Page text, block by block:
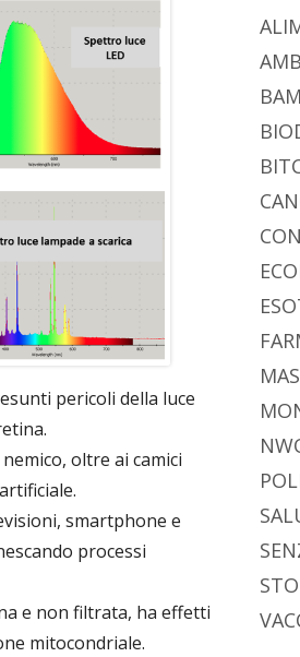
pericoli della luce
oltre ai camici
smartphone e
processi
e non filtrata, ha effetti
mitocondriale.